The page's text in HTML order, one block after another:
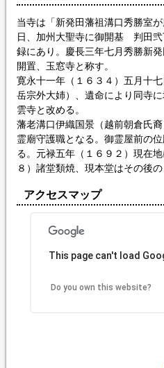
当寺は「新発田藩祖溝口秀勝室
日、加州大聖寺に御開基 判田
録にあり。慶長三年七月秀勝新
開置、玉窓寺と称す。
寛永十一年（１６３４）五月十
岳宗外大姉）、遺命により同寺
雲寺と改める。
藩老溝口伊織国景（越前朝倉氏
霊廟守護職となる。御霊屋前の
る。元禄五年（１６９２）現在
８）諸堂類焼、現本堂はその後の
アクセスマップ
This page can't load
Do you own this website?